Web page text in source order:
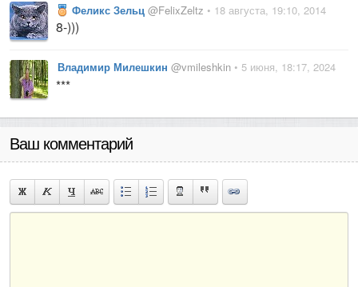
Феликс Зельц @FelixZeltz • 18 августа, 19:10, 2014
8-)))
Владимир Милешкин @vmileshkin • 5 июня, 18:17, 2024
***
Ваш комментарий